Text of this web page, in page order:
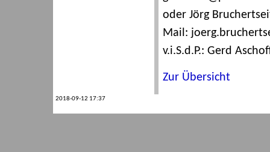
oder Jörg
Mail:
v.i.S.d.P.: Gerd
Zur Übersicht
2018-09-12 17:37